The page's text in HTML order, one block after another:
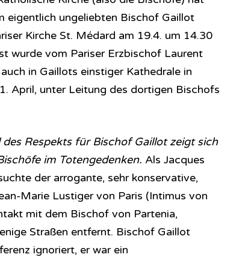
eigentlich ungeliebten Bischof Gaillot
Kirche St. Médard am 19.4. um 14.30
wurde vom Pariser Erzbischof Laurent
in Gaillots einstiger Kathedrale in
April, unter Leitung des dortigen Bischofs
des Respekts für Bischof Gaillot zeigt sich
im Totengedenken. Als Jacques
der arrogante, sehr konservative,
Marie Lustiger von Paris (Intimus von
mit dem Bischof von Partenia,
Straßen entfernt. Bischof Gaillot
ignoriert, er war ein